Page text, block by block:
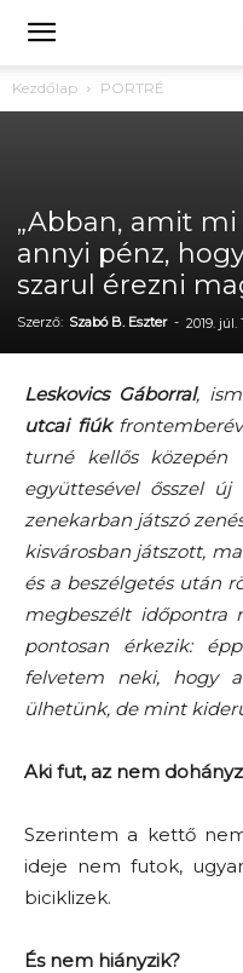
Kezdőlap PORTRÉ
„Abban, amit
annyi pénz,
szarul érezni
Szerző: Szabó B. Eszter - 2019. júl.
Leskovics Gáborral,
utcai fiúk
turné kellős
együttesével ősszel
zenekarban játszó
kisvárosban játszott,
és a beszélgetés után
megbeszélt időpontra
pontosan érkezik:
felvetem neki, hogy
ülhetünk, de mint
Aki fut, az nem
Szerintem a kettő
ideje nem futok,
biciklizek.
És nem hiányzik?